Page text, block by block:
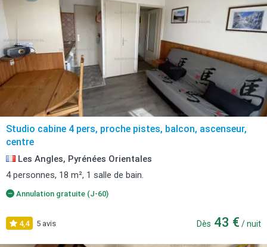
Studio cabine 4 pers, proche pistes, balcon, ascenseur,
centre
Les Angles, Pyrénées Orientales
4 personnes, 18 m², 1 salle de bain.
Annulation gratuite (J-60)
4,4 5 avis Dès 43 € / nuit